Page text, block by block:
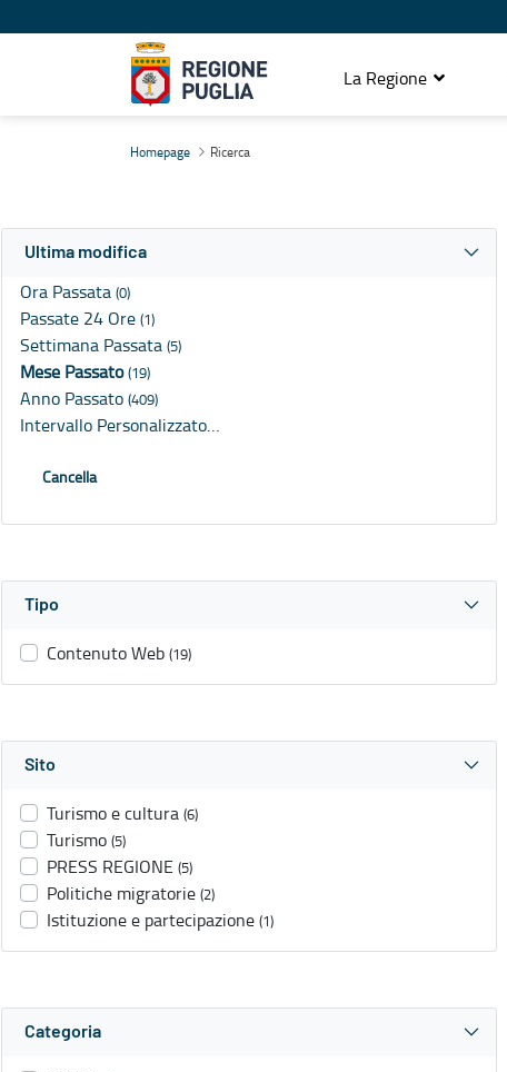
La Regione
Homepage Ricerca
Ultima modifica
Ora Passata (0)
Passate 24 Ore (1)
Settimana Passata (5)
Mese Passato(19)
Anno Passato (409)
Intervallo Personalizzato…
Cancella
Tipo
Contenuto Web (19)
Sito
Turismo e cultura (6)
Turismo (5)
PRESS REGIONE (5)
Politiche migratorie (2)
Istituzione e partecipazione (1)
Categoria